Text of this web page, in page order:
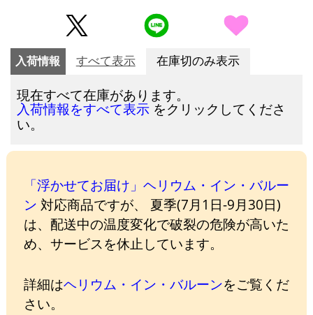
入荷情報 すべて表示 在庫切のみ表示
現在すべて在庫があります。
入荷情報をすべて表示 をクリックしてくださ
い。
「浮かせてお届け」ヘリウム・イン・バルー
ン 対応商品ですが、 夏季(7月1日-9月30日)
は、配送中の温度変化で破裂の危険が高いた
め、サービスを休止しています。
詳細はヘリウム・イン・バルーンをご覧くだ
さい。